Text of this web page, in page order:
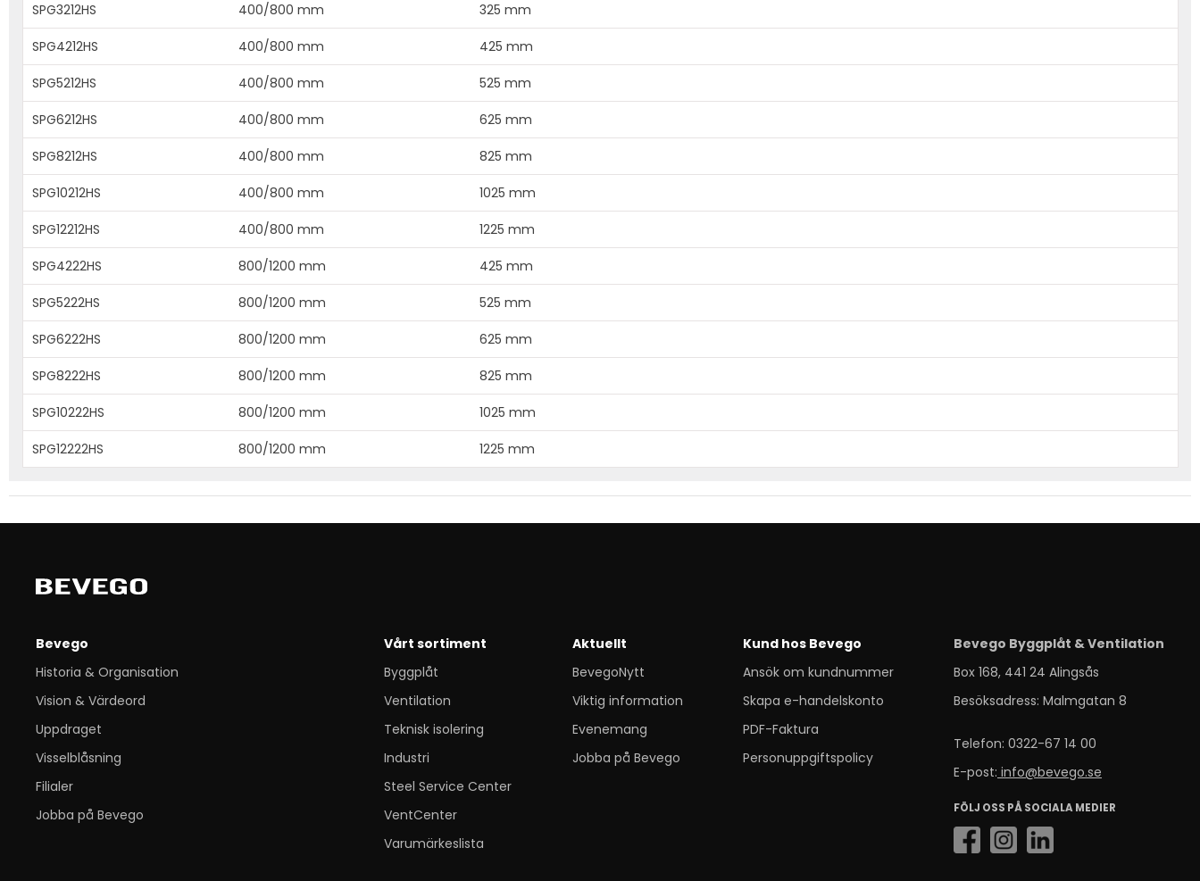
SPG3212HS 400/800 mm 325 mm
SPG4212HS 400/800 mm 425 mm
SPG5212HS 400/800 mm 525 mm
SPG6212HS 400/800 mm 625 mm
SPG8212HS 400/800 mm 825 mm
SPG10212HS 400/800 mm 1025 mm
SPG12212HS 400/800 mm 1225 mm
SPG4222HS 800/1200 mm 425 mm
SPG5222HS 800/1200 mm 525 mm
SPG6222HS 800/1200 mm 625 mm
SPG8222HS 800/1200 mm 825 mm
SPG10222HS 800/1200 mm 1025 mm
SPG12222HS 800/1200 mm 1225 mm
Bevego
Historia & Organisation
Vision & Värdeord
Uppdraget
Visselblåsning
Filialer
Jobba på Bevego
Vårt sortiment
Byggplåt
Ventilation
Teknisk isolering
Industri
Steel Service Center
VentCenter
Varumärkeslista
Aktuellt
BevegoNytt
Viktig information
Evenemang
Jobba på Bevego
Kund hos Bevego
Ansök om kundnummer
Skapa e-handelskonto
PDF-Faktura
Personuppgiftspolicy
Bevego Byggplåt & Ventilation
Box 168, 441 24 Alingsås
Besöksadress: Malmgatan 8
Telefon: 0322-67 14 00
E-post: info@bevego.se
FÖLJ OSS PÅ SOCIALA MEDIER